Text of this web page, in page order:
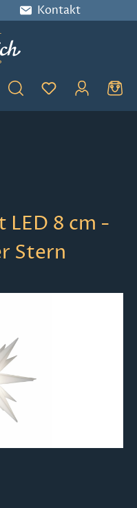
Kontakt
Du hast 0
8 cm -
Stern